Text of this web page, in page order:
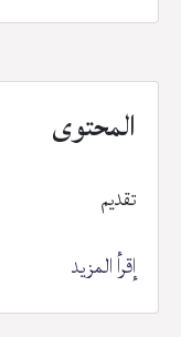
المحتوى
تقديم
إقرأ المزيد